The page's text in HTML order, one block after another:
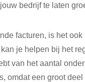
bedrijf te laten
facturen, is het
je helpen bij het
van het aantal
omdat een groot